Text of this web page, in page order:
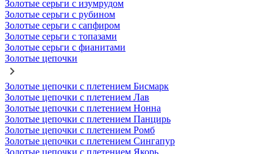
Золотые серьги с изумрудом
Золотые серьги с рубином
Золотые серьги с сапфиром
Золотые серьги с топазами
Золотые серьги с фианитами
Золотые цепочки
Золотые цепочки с плетением Бисмарк
Золотые цепочки с плетением Лав
Золотые цепочки с плетением Нонна
Золотые цепочки с плетением Панцирь
Золотые цепочки с плетением Ромб
Золотые цепочки с плетением Сингапур
Золотые цепочки с плетением Якорь